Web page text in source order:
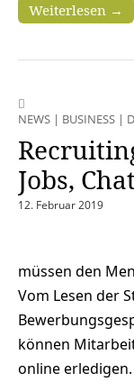
Weiterlesen →
NEWS | BUSINESS |
Jobs,
12. Februar 2019
müssen den
Vom Lesen der
können
online